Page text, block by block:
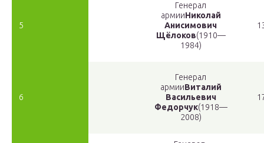
5
Генерал
армииНиколай
Анисимович
Щёлоков(1910—
1984)
6
Генерал
армииВиталий
Васильевич
Федорчук(1918—
2008)